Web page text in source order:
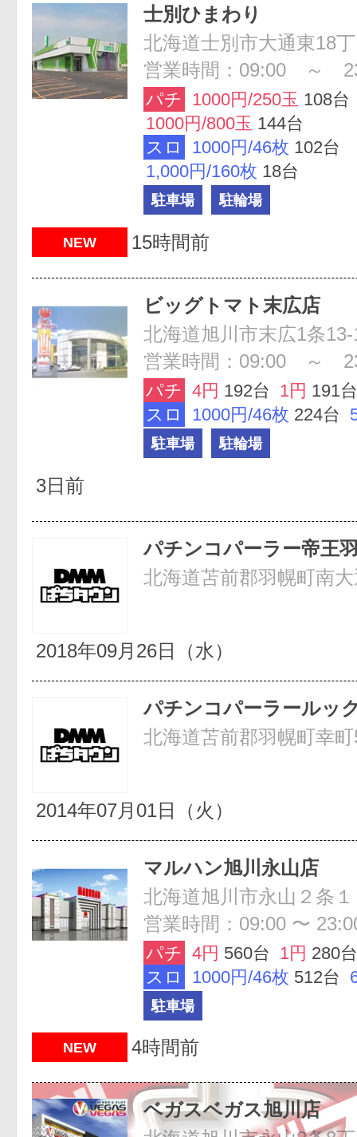
士別ひまわり
北海道士別市大通東18
営業時間：09:00 ～
パチ 1000円/250玉 108台
1000円/800玉 144台
スロ
1000円/46枚 102台
1,000円/160枚 18台
駐車場 駐輪場
NEW 15時間前
ビッグトマト末広店
北海道旭川市末広1条
営業時間：09:00 ～
パチ 4円 192台 1円 191台
スロ
1000円/46枚 224台
駐車場 駐輪場
3日前
パチンコパーラー帝王
北海道苫前郡羽幌町南
2018年09月26日（水）
パチンコパーラールッ
北海道苫前郡羽幌町幸
2014年07月01日（火）
マルハン旭川永山店
営業時間：09:00 〜
パチ 4円 560台 1円 280台
スロ
1000円/46枚 512台
駐車場
NEW 4時間前
ベガスベガス旭川店